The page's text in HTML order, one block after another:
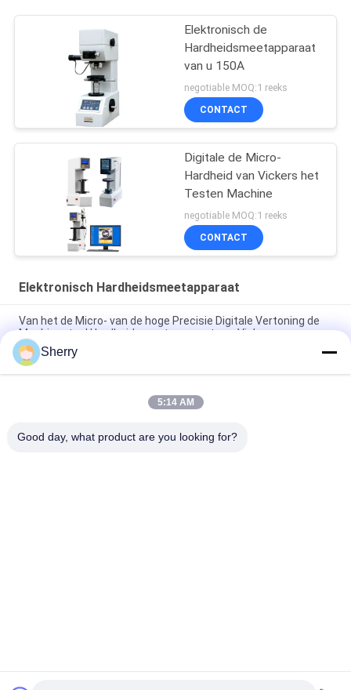
Elektronisch de
Hardheidsmeetapparaat
van u 150A
negotiable MOQ:1 reeks
CONTACT
Digitale de Micro-
Hardheid van Vickers het
Testen Machine
negotiable MOQ:1 reeks
CONTACT
Elektronisch Hardheidsmeetapparaat
Van het de Micro- van de hoge Precisie Digitale Vertoning de
Machinestaal Hardheidsmeetapparaat van Vickers
Touch screen 88 HRA-Micro- Elektronisch
Hardheidsmeetapparaat 8 het Meetinstrument van HBW
Hand Draagbaar Elektronisch de Hardheidsmeetapparaat 650
Sherry
5:14 AM
Good day, what product are you looking for?